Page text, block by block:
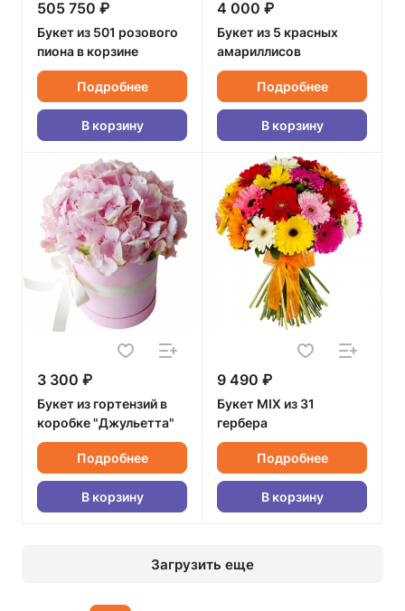
505 750 ₽
Букет из 501 розового
пиона в корзине
Подробнее
В корзину
4 000 ₽
Букет из 5 красных
амариллисов
Подробнее
В корзину
3 300 ₽
Букет из гортензий в
коробке "Джульетта"
Подробнее
В корзину
9 490 ₽
Букет MIX из 31
гербера
Подробнее
В корзину
Загрузить еще